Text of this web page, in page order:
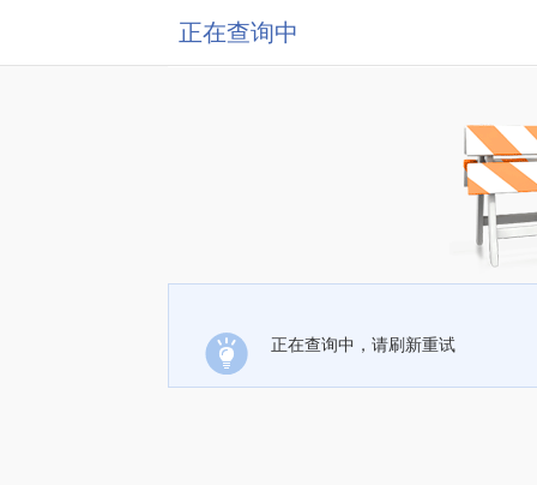
正在查询中
正在查询中，请刷新重试